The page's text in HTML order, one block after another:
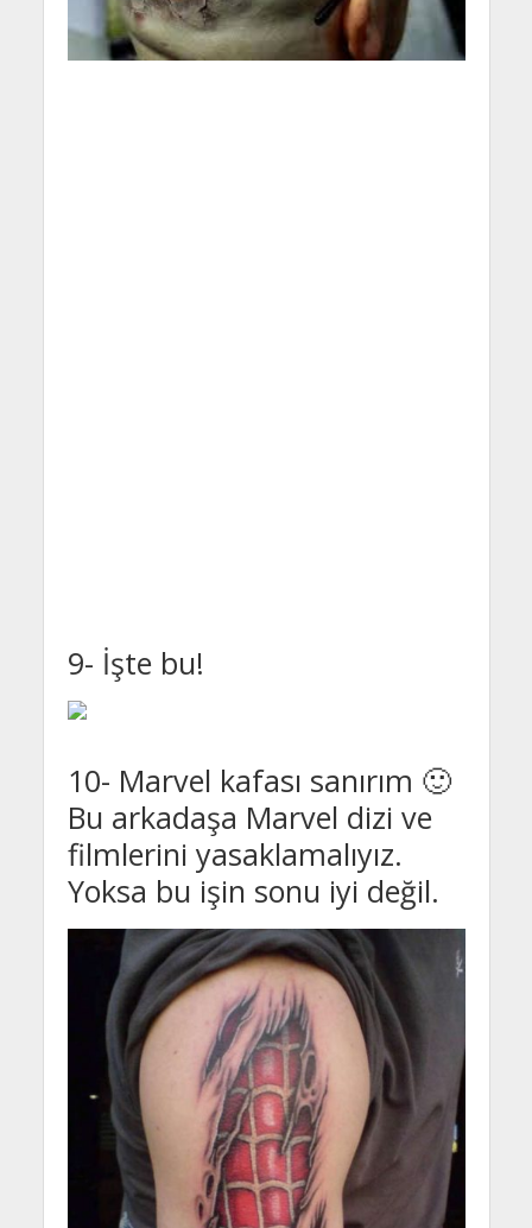
9- İşte bu!
10- Marvel kafası sanırım 🙂
Bu arkadaşa Marvel dizi ve
filmlerini yasaklamalıyız.
Yoksa bu işin sonu iyi değil.